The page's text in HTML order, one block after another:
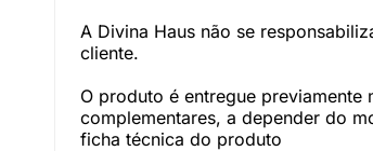
A Divina Haus não se
cliente.
O produto é entregue
complementares, a depender do
ficha técnica do produto